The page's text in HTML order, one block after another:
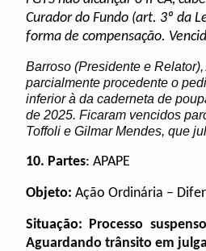
Curador do Fundo (art. 3º da
forma de compensação.
Barroso (Presidente e
parcialmente procedente o
inferior à da caderneta de
de 2025. Ficaram vencidos
Toffoli e Gilmar Mendes, que
10. Partes: APAPE
Objeto: Ação Ordinária –
Situação:
Processo
Aguardando trânsito em